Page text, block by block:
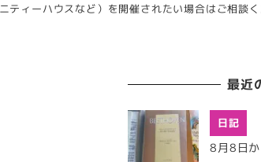
ティーハウスなど）を開催されたい場合はご相談
最近
日記
8月8日